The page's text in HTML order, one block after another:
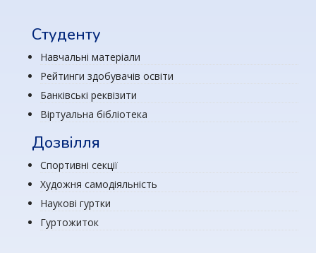
Студенту
Навчальні матеріали
Рейтинги здобувачів освіти
Банківські реквізити
Віртуальна бібліотека
Дозвілля
Спортивні секції
Художня самодіяльність
Наукові гуртки
Гуртожиток